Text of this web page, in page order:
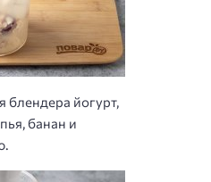
блендера йогурт,
банан и